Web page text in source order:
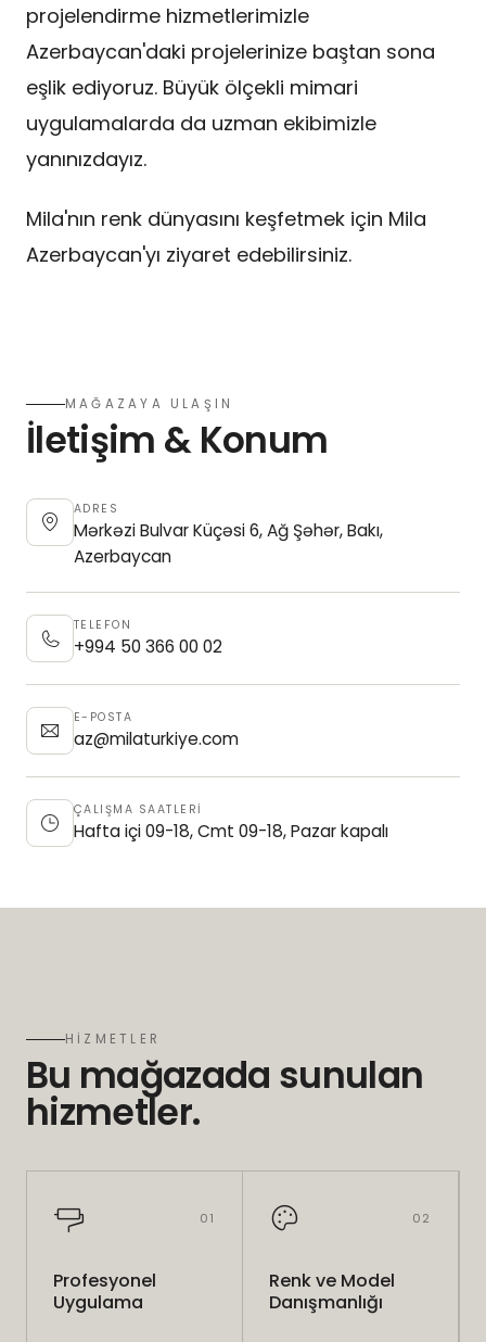
projelendirme hizmetlerimizle
Azerbaycan'daki projelerinize baştan sona
eşlik ediyoruz. Büyük ölçekli mimari
uygulamalarda da uzman ekibimizle
yanınızdayız.
Mila'nın renk dünyasını keşfetmek için Mila
Azerbaycan'yı ziyaret edebilirsiniz.
MAĞAZAYA ULAŞIN
İletişim & Konum
ADRES
Mərkəzi Bulvar Küçəsi 6, Ağ Şəhər, Bakı,
Azerbaycan
TELEFON
+994 50 366 00 02
E-POSTA
az@milaturkiye.com
ÇALIŞMA SAATLERİ
Hafta içi 09-18, Cmt 09-18, Pazar kapalı
HİZMETLER
Bu mağazada sunulan
hizmetler.
01
Profesyonel
Uygulama
02
Renk ve Model
Danışmanlığı